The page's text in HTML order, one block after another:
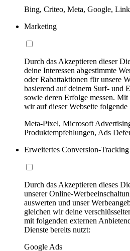
Bing, Criteo, Meta, Google,
Marketing
Durch das Akzeptieren dieser
deine Interessen abgestimmte
oder Rabattaktionen für unsere
basierend auf deinem Surf- und
sowie deren Erfolge messen.
wir auf dieser Webseite
Meta-Pixel, Microsoft
Produktempfehlungen, Ads
Erweitertes Conversion-Tracking
Durch das Akzeptieren dieses
unserer Online-
auswerten und unser
gleichen wir deine
mit folgenden externen
Dienste bereits nutzt:
Google Ads